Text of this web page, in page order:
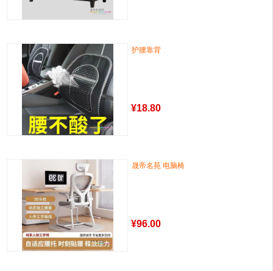
护腰靠背
¥18.80
晟帝名苑 电脑椅
¥96.00